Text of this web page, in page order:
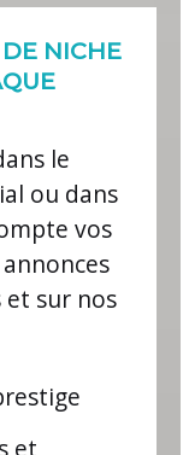
NICHE
le
ou dans
vos
et sur nos
et